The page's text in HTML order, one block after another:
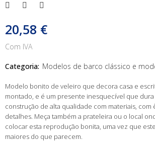
20,58 €
Com IVA
Categoria: Modelos de barco clássico e
Modelo bonito de veleiro que decora casa e
montado, e é um presente inesquecível que
construção de alta qualidade com materiais,
detalhes. Meça também a prateleira ou o local
colocar esta reprodução bonita, uma vez que
maiores do que parecem.